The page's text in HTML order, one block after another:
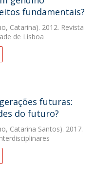
fundamentais?
Catarina). 2012. Revista
de Lisboa
futuras:
do futuro?
Catarina Santos). 2017.